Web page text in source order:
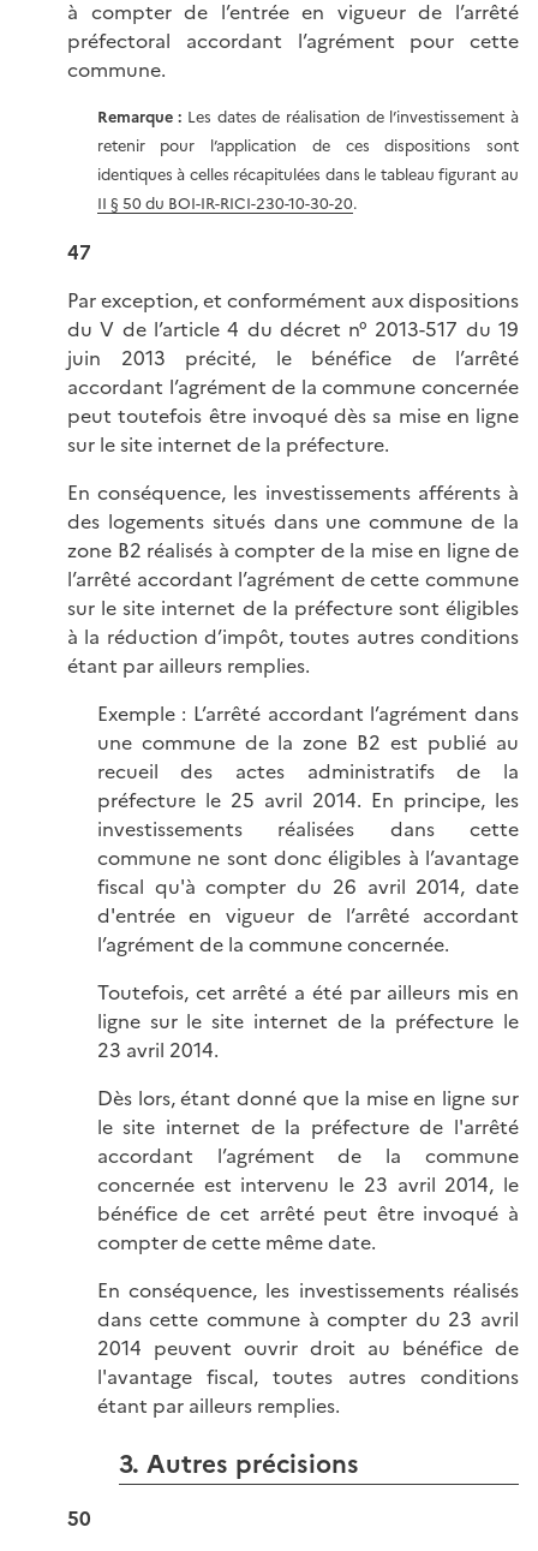
à compter de l’entrée en vigueur de l’arrêté
préfectoral accordant l’agrément pour cette
commune.
Remarque : Les dates de réalisation de l’investissement à
retenir pour l’application de ces dispositions sont
identiques à celles récapitulées dans le tableau figurant au
II § 50 du BOI-IR-RICI-230-10-30-20.
47
Par exception, et conformément aux dispositions
du V de l’article 4 du décret n° 2013-517 du 19
juin 2013 précité, le bénéfice de l’arrêté
accordant l’agrément de la commune concernée
peut toutefois être invoqué dès sa mise en ligne
sur le site internet de la préfecture.
En conséquence, les investissements afférents à
des logements situés dans une commune de la
zone B2 réalisés à compter de la mise en ligne de
l’arrêté accordant l’agrément de cette commune
sur le site internet de la préfecture sont éligibles
à la réduction d’impôt, toutes autres conditions
étant par ailleurs remplies.
Exemple : L’arrêté accordant l’agrément dans
une commune de la zone B2 est publié au
recueil des actes administratifs de la
préfecture le 25 avril 2014. En principe, les
investissements réalisées dans cette
commune ne sont donc éligibles à l’avantage
fiscal qu'à compter du 26 avril 2014, date
d'entrée en vigueur de l’arrêté accordant
l’agrément de la commune concernée.
Toutefois, cet arrêté a été par ailleurs mis en
ligne sur le site internet de la préfecture le
23 avril 2014.
Dès lors, étant donné que la mise en ligne sur
le site internet de la préfecture de l'arrêté
accordant l’agrément de la commune
concernée est intervenu le 23 avril 2014, le
bénéfice de cet arrêté peut être invoqué à
compter de cette même date.
En conséquence, les investissements réalisés
dans cette commune à compter du 23 avril
2014 peuvent ouvrir droit au bénéfice de
l'avantage fiscal, toutes autres conditions
étant par ailleurs remplies.
3. Autres précisions
50